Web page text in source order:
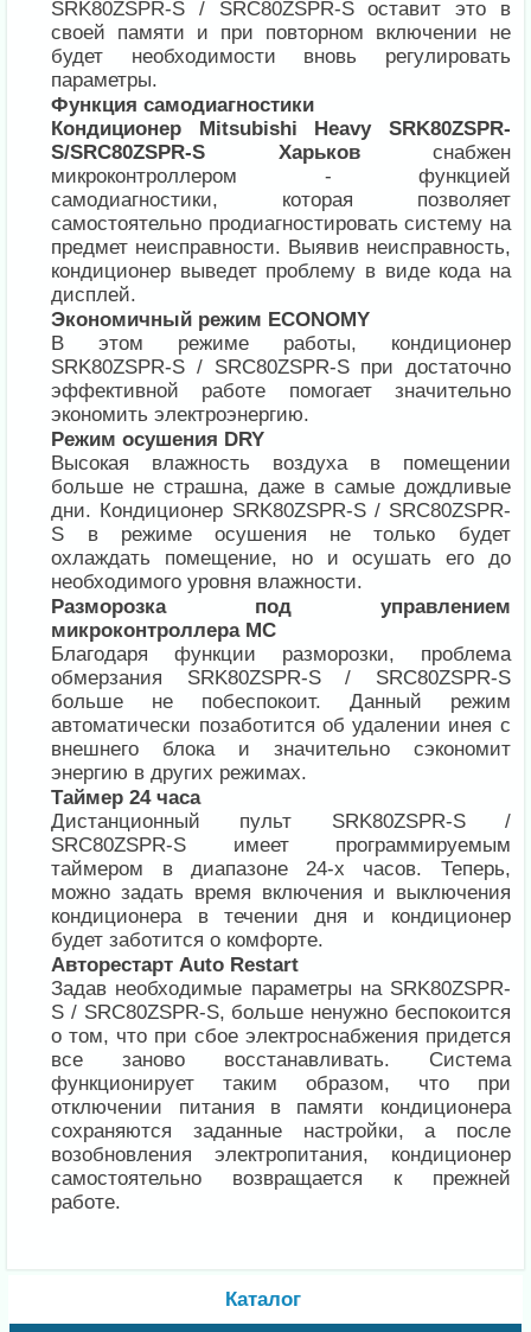
SRK80ZSPR-S / SRC80ZSPR-S оставит это в
своей памяти и при повторном включении не
будет необходимости вновь регулировать
параметры.
Функция самодиагностики
Кондиционер Mitsubishi Heavy SRK80ZSPR-
S/SRC80ZSPR-S Харьковснабжен
микроконтроллером - функцией
самодиагностики, которая позволяет
самостоятельно продиагностировать систему на
предмет неисправности. Выявив неисправность,
кондиционер выведет проблему в виде кода на
дисплей.
Экономичный режим ECONOMY
В этом режиме работы, кондиционер
SRK80ZSPR-S / SRC80ZSPR-S при достаточно
эффективной работе помогает значительно
экономить электроэнергию.
Режим осушения DRY
Высокая влажность воздуха в помещении
больше не страшна, даже в самые дождливые
дни. Кондиционер SRK80ZSPR-S / SRC80ZSPR-
S в режиме осушения не только будет
охлаждать помещение, но и осушать его до
необходимого уровня влажности.
Разморозка под управлением
микроконтроллера MC
Благодаря функции разморозки, проблема
обмерзания SRK80ZSPR-S / SRC80ZSPR-S
больше не побеспокоит. Данный режим
автоматически позаботится об удалении инея с
внешнего блока и значительно сэкономит
энергию в других режимах.
Таймер 24 часа
Дистанционный пульт SRK80ZSPR-S /
SRC80ZSPR-S имеет программируемым
таймером в диапазоне 24-х часов. Теперь,
можно задать время включения и выключения
кондиционера в течении дня и кондиционер
будет заботится о комфорте.
Авторестарт Auto Restart
Задав необходимые параметры на SRK80ZSPR-
S / SRC80ZSPR-S, больше ненужно беспокоится
о том, что при сбое электроснабжения придется
все заново восстанавливать. Система
функционирует таким образом, что при
отключении питания в памяти кондиционера
сохраняются заданные настройки, а после
возобновления электропитания, кондиционер
самостоятельно возвращается к прежней
работе.
Каталог